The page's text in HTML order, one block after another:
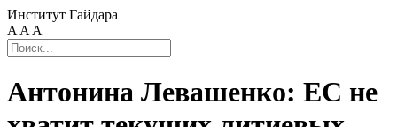
Институт Гайдара
A A A
Антонина Левашенко: ЕС не